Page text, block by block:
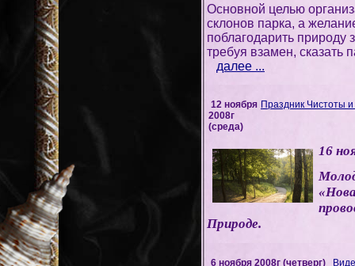
Основной целью
склонов парка, а
поблагодарить природу
требуя взамен, сказать
далее ...
12 ноября
2008г
(среда)
Праздник Чистоты
16
Природе.
6 ноября 2008г (четверг)